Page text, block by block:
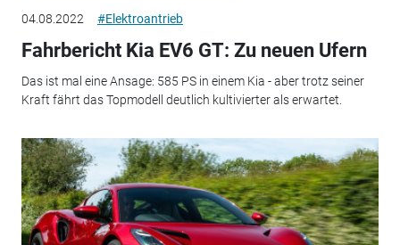
04.08.2022 #Elektroantrieb
Fahrbericht Kia EV6 GT: Zu neuen Ufern
Das ist mal eine Ansage: 585 PS in einem Kia - aber trotz seiner
Kraft fährt das Topmodell deutlich kultivierter als erwartet.